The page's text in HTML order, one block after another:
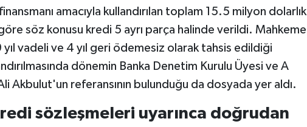
amacıyla kullandırılan toplam 15.5 milyon dolarlık
söz konusu kredi 5 ayrı parça halinde verildi. Mahkeme
yıl vadeli ve 4 yıl geri ödemesiz olarak tahsis edildiği
dönemin Banka Denetim Kurulu Üyesi ve A
Akbulut'un referansının bulunduğu da dosyada yer aldı.
sözleşmeleri uyarınca doğrudan